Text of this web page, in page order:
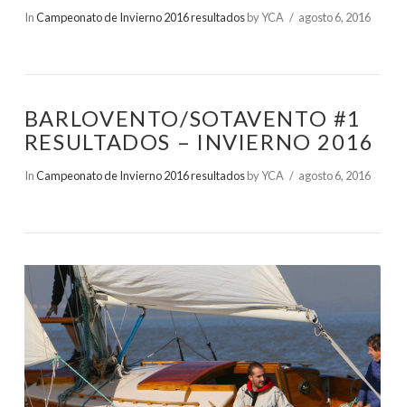
InCampeonato de Invierno 2016 resultadosby YCA agosto 6, 2016
BARLOVENTO/SOTAVENTO #1
RESULTADOS – INVIERNO 2016
InCampeonato de Invierno 2016 resultadosby YCA agosto 6, 2016